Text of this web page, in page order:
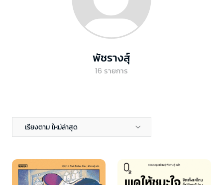
พัชรางสุ์
16 รายการ
เรียงตาม ใหม่ล่าสุด